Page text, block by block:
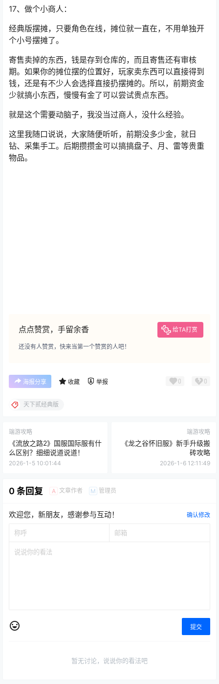
17、做个小商人：
经典版摆摊，只要角色在线，摊位就一直在，不用单独开
个小号摆摊了。
寄售卖掉的东西，钱是存到仓库的，而且寄售还有审核
期。如果你的摊位摆的位置好，玩家卖东西可以直接得到
钱，还是有不少人会选择直接扔摆摊的。所以，前期资金
少就搞小东西，慢慢有金了可以尝试贵点东西。
就是这个需要动脑子，我没当过商人，没什么经验。
这里我随口说说，大家随便听听，前期没多少金，就日
钻、采集手工。后期攒攒金可以搞搞盘子、月、雷等贵重
物品。
点点赞赏，手留余香 给TA打赏
还没有人赞赏，快来当第一个赞赏的人吧！
海报分享 收藏 举报 0 0
天下贰经典版
端游攻略
《流放之路2》国服国际服有什
么区别？细细说道说道！
2026-1-5 10:01:44
端游攻略
《龙之谷怀旧服》新手升级搬
砖攻略
2026-1-6 12:11:49
0 条回复 A 文章作者 M 管理员
欢迎您，新朋友，感谢参与互动！ 确认修改
提交
暂无讨论，说说你的看法吧